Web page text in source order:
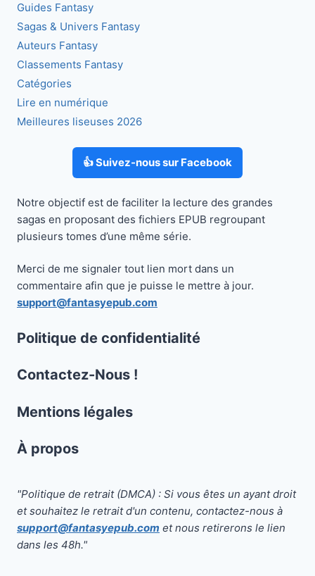
Guides Fantasy
Sagas & Univers Fantasy
Auteurs Fantasy
Classements Fantasy
Catégories
Lire en numérique
Meilleures liseuses 2026
👍 Suivez-nous sur Facebook
Notre objectif est de faciliter la lecture des grandes
sagas en proposant des fichiers EPUB regroupant
plusieurs tomes d’une même série.
Merci de me signaler tout lien mort dans un
commentaire afin que je puisse le mettre à jour.
support@fantasyepub.com
Politique de confidentialité
Contactez-Nous !
Mentions légales
À propos
"Politique de retrait (DMCA) : Si vous êtes un ayant droit
et souhaitez le retrait d'un contenu, contactez-nous à
support@fantasyepub.com et nous retirerons le lien
dans les 48h."